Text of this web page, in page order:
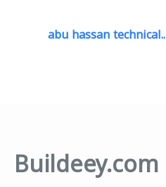
abu hassan technical..
Buildeey.com